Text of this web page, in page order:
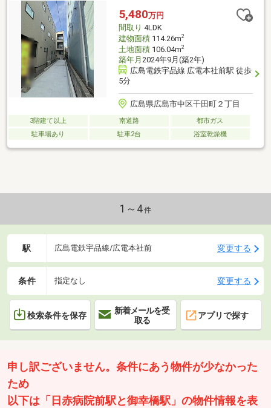
5,480万円
間取り 4LDK
建物面積114.26m2
土地面積106.04m2
築年月 2024年9月(築2年)
広島電鉄宇品線 広電本社前駅 徒歩
5分
広島県広島市中区千田町２丁目
3階建て以上 南道路
都市ガス
駐車場あり
駐車2台 浴室乾燥機
1～4件
駅 広島電鉄宇品線/広電本社前 変更する
条件 指定なし 変更する
検索条件を保存
新着メールを受
取る
アプリで探す
申し訳ございません。条件にあう物件が少なかった
ため
以下は「日赤病院前駅と御幸橋駅」の物件情報を表